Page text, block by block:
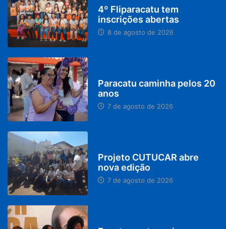
4º Fliparacatu tem
inscrições abertas
8 de agosto de 2026
Paracatu caminha pelos 20
anos
7 de agosto de 2026
Projeto CUTUCAR abre
nova edição
7 de agosto de 2026